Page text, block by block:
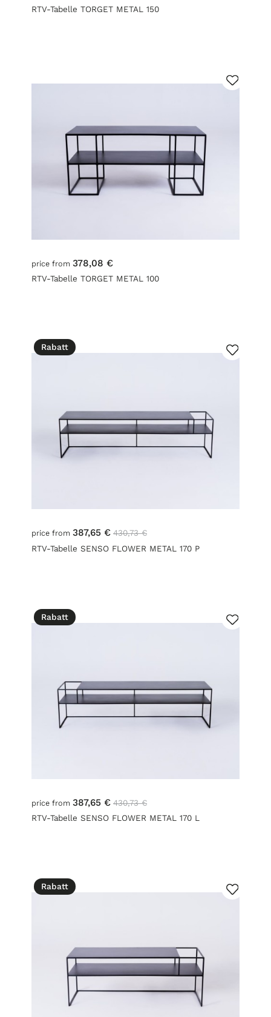
RTV-Tabelle TORGET METAL 150
price from 378,08 €
RTV-Tabelle TORGET METAL 100
price from 387,65 € 430,73 €
RTV-Tabelle SENSO FLOWER METAL 170 P
Rabatt
price from 387,65 € 430,73 €
RTV-Tabelle SENSO FLOWER METAL 170 L
Rabatt
Rabatt